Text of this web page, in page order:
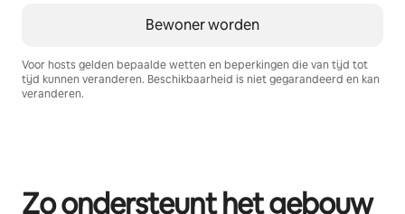
Bewoner worden
Voor hosts gelden bepaalde wetten en beperkingen die van tijd tot
tijd kunnen veranderen. Beschikbaarheid is niet gegarandeerd en kan
veranderen.
Zo ondersteunt het gebouw